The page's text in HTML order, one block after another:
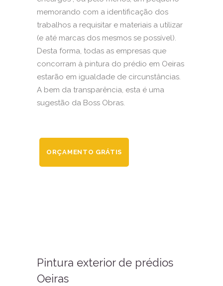
memorando com a identificação dos
trabalhos a requisitar e materiais a utilizar
(e até marcas dos mesmos se possível).
Desta forma, todas as empresas que
concorram à pintura do prédio em Oeiras
estarão em igualdade de circunstâncias.
A bem da transparência, esta é uma
sugestão da Boss Obras.
ORÇAMENTO GRÁTIS
Pintura exterior de prédios
Oeiras